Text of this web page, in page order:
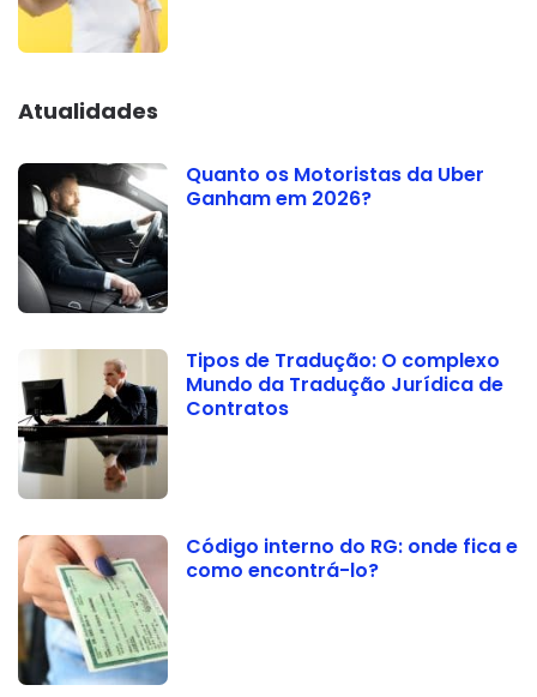
Atualidades
Quanto os Motoristas da Uber
Ganham em 2026?
Tipos de Tradução: O complexo
Mundo da Tradução Jurídica de
Contratos
Código interno do RG: onde fica e
como encontrá-lo?